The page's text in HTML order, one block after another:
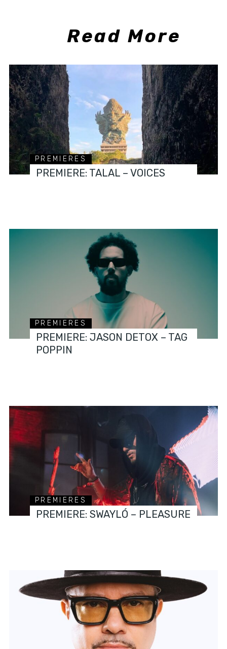
Read More
PREMIERES
PREMIERE: TALAL – VOICES
PREMIERES
PREMIERE: JASON DETOX – TAG
POPPIN
PREMIERES
PREMIERE: SWAYLÓ – PLEASURE